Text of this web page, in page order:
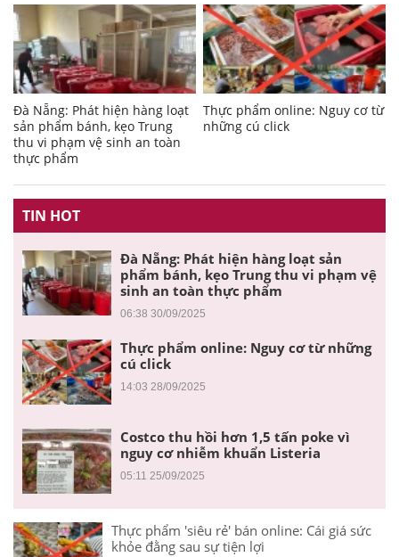
Đà Nẵng: Phát hiện hàng loạt
sản phẩm bánh, kẹo Trung
thu vi phạm vệ sinh an toàn
thực phẩm
Thực phẩm online: Nguy cơ từ
những cú click
TIN HOT
Đà Nẵng: Phát hiện hàng loạt sản
phẩm bánh, kẹo Trung thu vi phạm vệ
sinh an toàn thực phẩm
06:38 30/09/2025
Thực phẩm online: Nguy cơ từ những
cú click
14:03 28/09/2025
Costco thu hồi hơn 1,5 tấn poke vì
nguy cơ nhiễm khuẩn Listeria
05:11 25/09/2025
Thực phẩm 'siêu rẻ' bán online: Cái giá sức
khỏe đằng sau sự tiện lợi